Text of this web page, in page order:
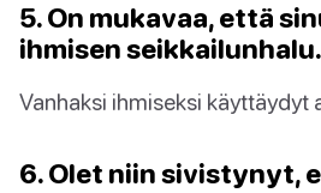
5. On mukavaa, että
ihmisen
Vanhaksi ihmiseksi käyttäydyt
6. Olet niin sivistynyt,